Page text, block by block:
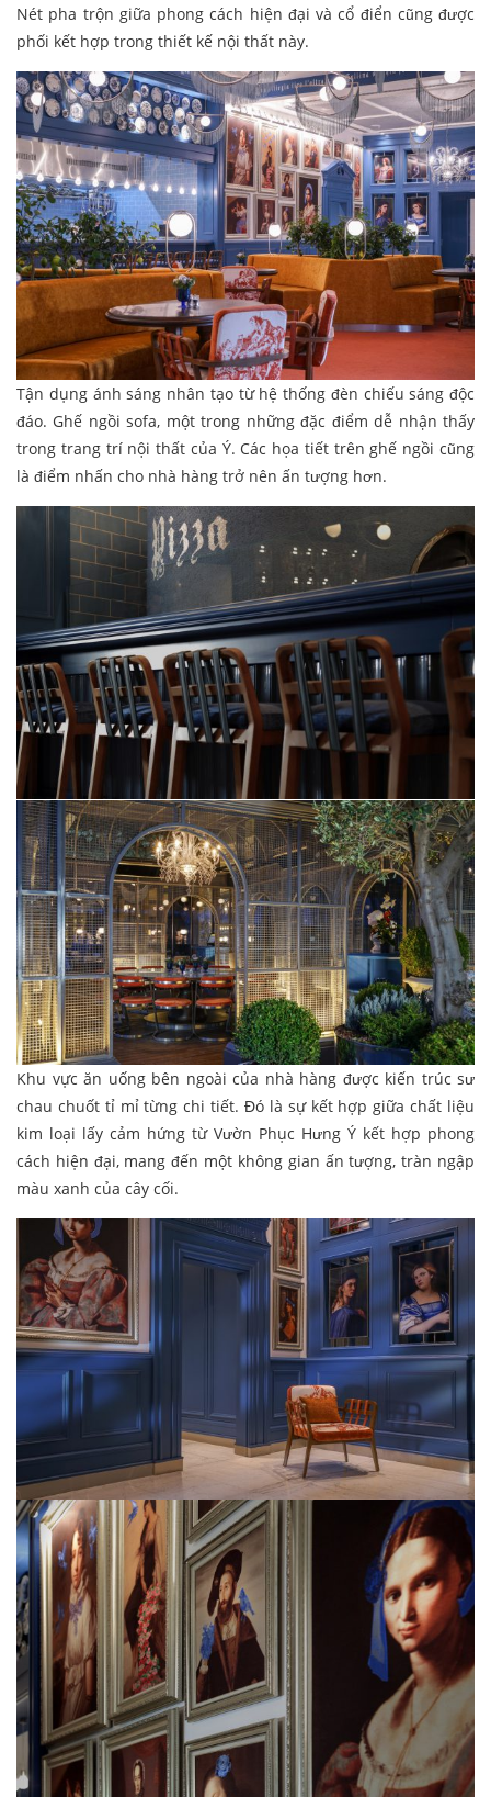
Nét pha trộn giữa phong cách hiện đại và cổ điển cũng được
phối kết hợp trong thiết kế nội thất này.
Tận dụng ánh sáng nhân tạo từ hệ thống đèn chiếu sáng độc
đáo. Ghế ngồi sofa, một trong những đặc điểm dễ nhận thấy
trong trang trí nội thất của Ý. Các họa tiết trên ghế ngồi cũng
là điểm nhấn cho nhà hàng trở nên ấn tượng hơn.
Khu vực ăn uống bên ngoài của nhà hàng được kiến trúc sư
chau chuốt tỉ mỉ từng chi tiết. Đó là sự kết hợp giữa chất liệu
kim loại lấy cảm hứng từ Vườn Phục Hưng Ý kết hợp phong
cách hiện đại, mang đến một không gian ấn tượng, tràn ngập
màu xanh của cây cối.